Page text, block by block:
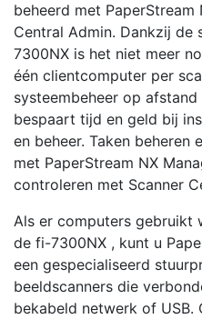
beheerd met PaperStream
Central Admin. Dankzij
7300NX is het niet meer
één clientcomputer per
systeembeheer op
bespaart tijd en geld bij
en beheer. Taken beheren
met PaperStream NX
controleren met Scanner
Als er computers gebruikt
de fi-7300NX , kunt u
een gespecialiseerd
beeldscanners die
bekabeld netwerk of USB.